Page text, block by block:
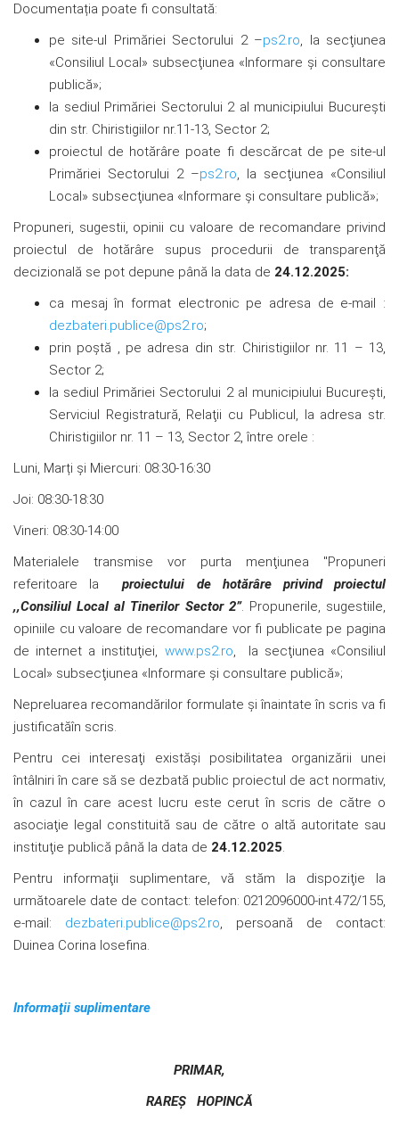
Documentația poate fi consultată:
pe site-ul Primăriei Sectorului 2 –ps2.ro, la secţiunea
«Consiliul Local» subsecţiunea «Informare și consultare
publică»;
la sediul Primăriei Sectorului 2 al municipiului București
din str. Chiristigiilor nr.11-13, Sector 2;
proiectul de hotărâre poate fi descărcat de pe site-ul
Primăriei Sectorului 2 –ps2.ro, la secţiunea «Consiliul
Local» subsecţiunea «Informare și consultare publică»;
Propuneri, sugestii, opinii cu valoare de recomandare privind
proiectul de hotărâre supus procedurii de transparenţă
decizională se pot depune până la data de 24.12.2025:
ca mesaj în format electronic pe adresa de e-mail :
dezbateri.publice@ps2.ro;
prin poștă , pe adresa din str. Chiristigiilor nr. 11 – 13,
Sector 2;
la sediul Primăriei Sectorului 2 al municipiului București,
Serviciul Registratură, Relaţii cu Publicul, la adresa str.
Chiristigiilor nr. 11 – 13, Sector 2, între orele :
Luni, Marți și Miercuri: 08:30-16:30
Joi: 08:30-18:30
Vineri: 08:30-14:00
Materialele transmise vor purta menţiunea "Propuneri
referitoare laproiectului de hotărâre privind proiectul
,,Consiliul Local al Tinerilor Sector 2”. Propunerile, sugestiile,
opiniile cu valoare de recomandare vor fi publicate pe pagina
de internet a instituţiei, www.ps2.ro, la secţiunea «Consiliul
Local» subsecţiunea «Informare și consultare publică»;
Nepreluarea recomandărilor formulate şi înaintate în scris va fi
justificatăîn scris.
Pentru cei interesaţi existăşi posibilitatea organizării unei
întâlniri în care să se dezbată public proiectul de act normativ,
în cazul în care acest lucru este cerut în scris de către o
asociaţie legal constituită sau de către o altă autoritate sau
instituţie publică până la data de 24.12.2025.
Pentru informaţii suplimentare, vă stăm la dispoziţie la
următoarele date de contact: telefon: 0212096000-int.472/155,
e-mail: dezbateri.publice@ps2.ro, persoană de contact:
Duinea Corina Iosefina.
Informaţii suplimentare
PRIMAR,
RAREȘ HOPINCĂ